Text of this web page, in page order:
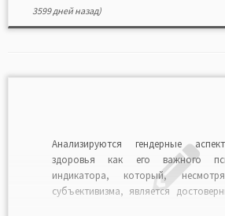
3599 дней назад)
Анализируются гендерные
здоровья как его важного
индикатора, который,
субъективизма, является